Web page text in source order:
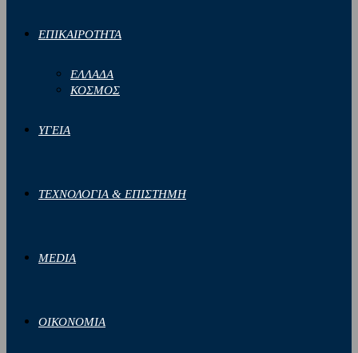
ΕΠΙΚΑΙΡΟΤΗΤΑ
ΕΛΛΑΔΑ
ΚΟΣΜΟΣ
ΥΓΕΙΑ
ΤΕΧΝΟΛΟΓΙΑ & ΕΠΙΣΤΗΜΗ
MEDIA
ΟΙΚΟΝΟΜΙΑ